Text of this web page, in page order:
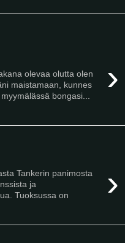
›
olevaa olutta olen
maistamaan, kunnes
bongasi...
›
Tankerin panimosta
ja
Tuoksussa on